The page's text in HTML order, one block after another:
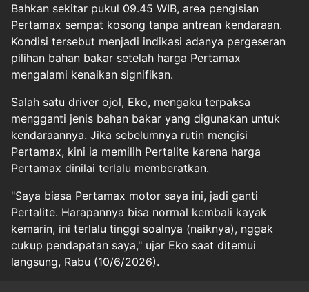
Bahkan sekitar pukul 09.45 WIB, area pengisian
Pertamax sempat kosong tanpa antrean kendaraan.
Kondisi tersebut menjadi indikasi adanya pergeseran
pilihan bahan bakar setelah harga Pertamax
mengalami kenaikan signifikan.
Salah satu driver ojol, Eko, mengaku terpaksa
mengganti jenis bahan bakar yang digunakan untuk
kendaraannya. Jika sebelumnya rutin mengisi
Pertamax, kini ia memilih Pertalite karena harga
Pertamax dinilai terlalu memberatkan.
"Saya biasa Pertamax motor saya ini, jadi ganti
Pertalite. Harapannya bisa normal kembali kayak
kemarin, ini terlalu tinggi soalnya (naiknya), nggak
cukup pendapatan saya," ujar Eko saat ditemui
langsung, Rabu (10/6/2026).